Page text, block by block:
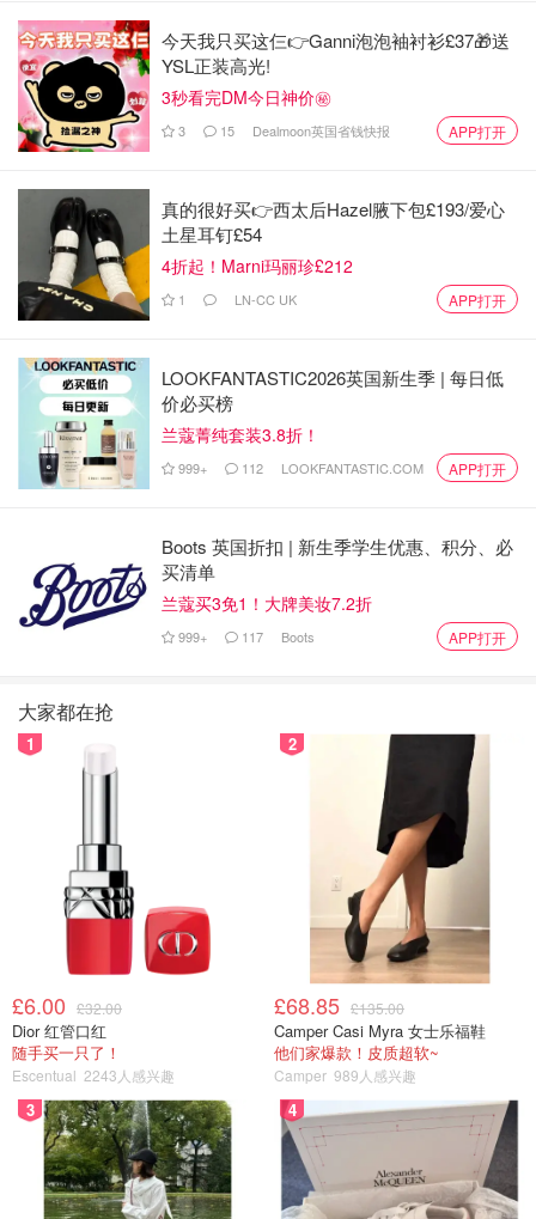
3. Thinckening Conditioner丰盈强韧护发乳 200ml
图片来自@夏乐客福尔摩兔，版权属于原作者
发，抹上之后感觉不厚重也没有假滑，稍微等几分钟冲掉即
可，如果要用发膜的话就在发膜之后使用。等待的过程中闻
着护发乳中的
的味道让人身心舒
缓，不禁让人感叹Aveda不愧是水疗品牌。看了一下介绍，
发组织从发根到发尾强韧头发
期待长期使用效果。
今天我只买这仨👉Ganni泡泡袖衬衫£37🎁送
YSL正装高光!
3秒看完DM今日神价㊙️
3 15 Dealmoon英国省钱快报 APP打开
真的很好买👉西太后Hazel腋下包£193/爱心
土星耳钉£54
4折起！Marni玛丽珍£212
1 LN-CC UK APP打开
LOOKFANTASTIC2026英国新生季 | 每日低
价必买榜
兰蔻菁纯套装3.8折！
999+ 112 LOOKFANTASTIC.COM APP打开
Boots 英国折扣 | 新生季学生优惠、积分、必
买清单
兰蔻买3免1！大牌美妆7.2折
999+ 117 Boots APP打开
大家都在抢
1
£6.00 £32.00
Dior 红管口红
随手买一只了！
Escentual 2243人感兴趣
2
£68.85 £135.00
Camper Casi Myra 女士乐福鞋
他们家爆款！皮质超软~
Camper 989人感兴趣
3 4